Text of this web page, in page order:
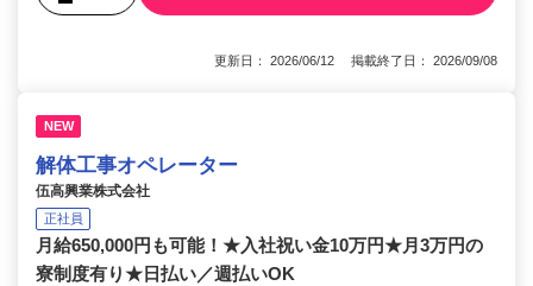
更新日： 2026/06/12 掲載終了日： 2026/09/08
NEW
解体工事オペレーター
伍高興業株式会社
正社員
月給650,000円も可能！★入社祝い金10万円★月3万円の
寮制度有り★日払い／週払いOK